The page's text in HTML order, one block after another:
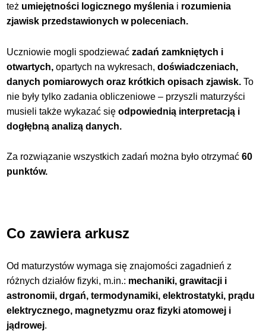
też umiejętności logicznego myślenia i rozumienia
zjawisk przedstawionych w poleceniach.
Uczniowie mogli spodziewaćzadań zamkniętych i
otwartych,opartych na wykresach,doświadczeniach,
danych pomiarowych oraz krótkich opisach zjawisk.To
nie były tylko zadania obliczeniowe – przyszli maturzyści
musieli także wykazać sięodpowiednią interpretacją i
dogłębną analizą danych.
Za rozwiązanie wszystkich zadań można było otrzymać60
punktów.
Co zawiera arkusz
Od maturzystów wymaga się znajomości zagadnień z
różnych działów fizyki, m.in.: mechaniki, grawitacji i
astronomii, drgań, termodynamiki, elektrostatyki, prądu
elektrycznego, magnetyzmu oraz fizyki atomowej i
jądrowej.